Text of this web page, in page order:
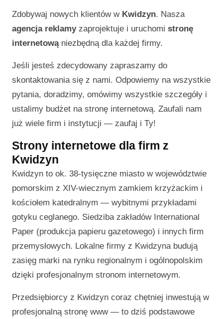
Zdobywaj nowych klientów w Kwidzyn. Nasza
agencja reklamyzaprojektuje i uruchomi stronę
internetowąniezbędną dla każdej firmy.
Jeśli jesteś zdecydowany zapraszamy do
skontaktowania się z nami. Odpowiemy na wszystkie
pytania, doradzimy, omówimy wszystkie szczegóły i
ustalimy budżet na stronę internetową. Zaufali nam
już wiele firm i instytucji — zaufaj i Ty!
Strony internetowe dla firm z
Kwidzyn
Kwidzyn to ok. 38-tysięczne miasto w województwie
pomorskim z XIV-wiecznym zamkiem krzyżackim i
kościołem katedralnym — wybitnymi przykładami
gotyku ceglanego. Siedziba zakładów International
Paper (produkcja papieru gazetowego) i innych firm
przemysłowych. Lokalne firmy z Kwidzyna budują
zasięg marki na rynku regionalnym i ogólnopolskim
dzięki profesjonalnym stronom internetowym.
Przedsiębiorcy z Kwidzyn coraz chętniej inwestują w
profesjonalną stronę www — to dziś podstawowe